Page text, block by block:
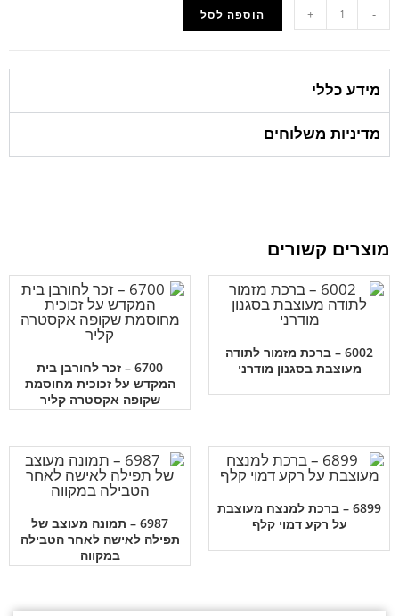
-
+ הוספה לסל
מידע כללי
מדיניות משלוחים
מוצרים קשורים
6002 – ברכת מזמור לתודה
מעוצבת בסגנון מודרני
6700 – זכר לחורבן בית
המקדש על זכוכית מחוסמת
שקופה אקסטרה קליר
6899 – ברכת למנצח מעוצבת
על רקע דמוי קלף
6987 – תמונה מעוצב של
תפילה לאישה לאחר הטבילה
במקווה